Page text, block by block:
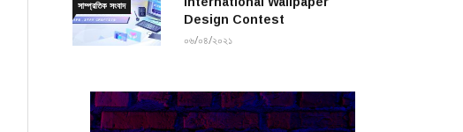
সাম্প্রতিক সংবাদ
Design Contest
০৬/০৪/২০২১